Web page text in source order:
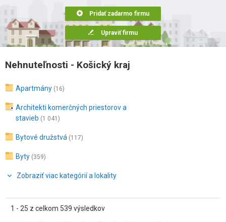
Pridať zadarmo firmu
Upraviť firmu
Nehnuteľnosti - Košický kraj
Apartmány (16)
Architekti komerčných priestorov a
stavieb (1 041)
Bytové družstvá (117)
Byty (359)
Zobraziť viac kategórií a lokality
1 - 25 z celkom 539 výsledkov